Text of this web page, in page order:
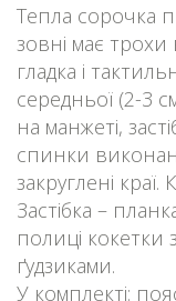
Тепла сорочка
зовні має трохи
гладка і
середньої (2-3
на манжеті,
спинки
закруглені краї.
Застібка –
полиці кокетки
ґудзиками.
У комплекті: